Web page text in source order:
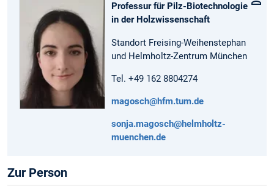
Professur für Pilz-Biotechnologie
in der Holzwissenschaft
Standort Freising-Weihenstephan
und Helmholtz-Zentrum München
Tel. +49 162 8804274
magosch@hfm.tum.de
sonja.magosch@helmholtz-
muenchen.de
Zur Person